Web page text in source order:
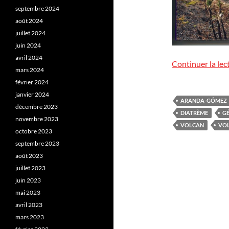
Continuer la
ARANDA-GÓMEZ
DIATRÈME
VOLCAN
septembre 2024
août 2024
juillet 2024
juin 2024
avril 2024
mars 2024
février 2024
janvier 2024
décembre 2023
novembre 2023
octobre 2023
septembre 2023
août 2023
juillet 2023
juin 2023
mai 2023
avril 2023
mars 2023